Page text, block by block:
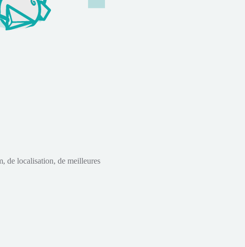
de localisation, de meilleures